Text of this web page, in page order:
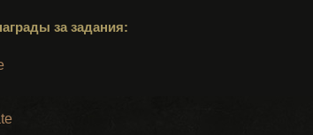
за задания: